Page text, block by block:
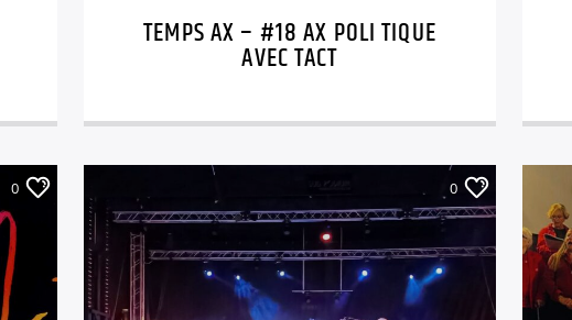
TEMPS AX – #18 AX POLI TIQUE
AVEC TACT
0 0